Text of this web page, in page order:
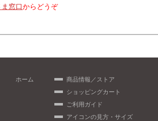
窓口 からどうぞ
ホーム
商品情報／ストア
ショッピングカート
ご利用ガイド
アイコンの見方・サイズ